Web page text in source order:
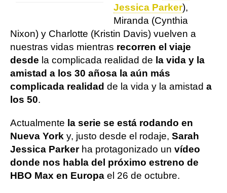
Jessica Parker),
Miranda (Cynthia
Nixon) y Charlotte (Kristin Davis) vuelven a
nuestras vidas mientras recorren el viaje
desde la complicada realidad de la vida y la
amistad a los 30 añosa la aún más
complicada realidad de la vida y la amistad a
los 50.
Actualmente la serie se está rodando en
Nueva York y, justo desde el rodaje, Sarah
Jessica Parker ha protagonizado un vídeo
donde nos habla del próximo estreno de
HBO Max en Europa el 26 de octubre.